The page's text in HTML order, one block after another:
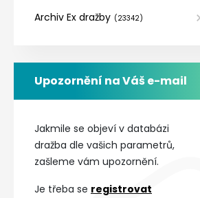
Archiv Ex dražby (23342)
Upozornění na Váš e-mail
Jakmile se objeví v databázi
dražba dle vašich parametrů,
zašleme vám upozornění.
Je třeba se registrovat